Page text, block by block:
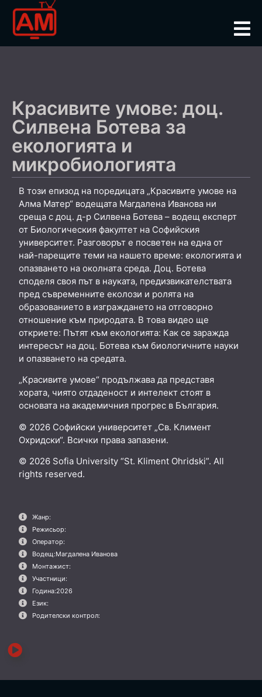
Красивите умове: доц.
Силвена Ботева за
екологията и
микробиологията
В този епизод на поредицата „Красивите умове на
Алма Матер“ водещата Магдалена Иванова ни
среща с доц. д-р Силвена Ботева – водещ експерт
от Биологическия факултет на Софийския
университет. Разговорът е посветен на една от
най-парещите теми на нашето време: екологията и
опазването на околната среда. Доц. Ботева
споделя своя път в науката, предизвикателствата
пред съвременните еколози и ролята на
образованието в изграждането на отговорно
отношение към природата. В това видео ще
откриете: Пътят към екологията: Как се заражда
интересът на доц. Ботева към биологичните науки
и опазването на средата.
„Красивите умове“ продължава да представя
хората, чиято отдаденост и интелект стоят в
основата на академичния прогрес в България.
© 2026 Софийски университет „Св. Климент
Охридски“. Всички права запазени.
© 2026 Sofia University “St. Kliment Ohridski”. All
rights reserved.
Жанр:
Режисьор:
Оператор:
Водещ:Магдалена Иванова
Монтажист:
Участници:
Година:2026
Език:
Родителски контрол: